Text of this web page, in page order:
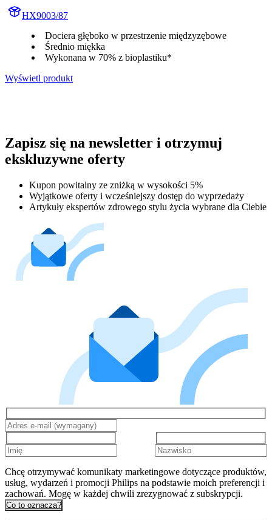
HX9003/87
Dociera głęboko w przestrzenie międzyzębowe
Średnio miękka
Wykonana w 70% z bioplastiku*
Wyświetl produkt
Zapisz się na newsletter i otrzymuj
ekskluzywne oferty
Kupon powitalny ze zniżką w wysokości 5%
Wyjątkowe oferty i wcześniejszy dostęp do wyprzedaży
Artykuły ekspertów zdrowego stylu życia wybrane dla Ciebie
Chcę otrzymywać komunikaty marketingowe dotyczące produktów,
usług, wydarzeń i promocji Philips na podstawie moich preferencji i
zachowań. Mogę w każdej chwili zrezygnować z subskrypcji.
Co to oznacza?